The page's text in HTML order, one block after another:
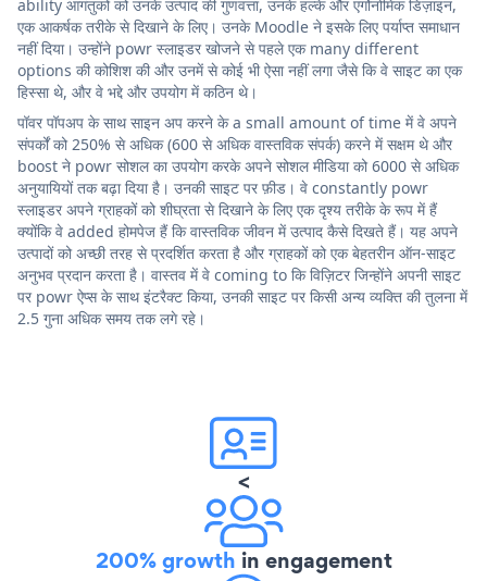
ability आगंतुकों को उनके उत्पाद की गुणवत्ता, उनके हल्के और एर्गोनोमिक डिज़ाइन,
एक आकर्षक तरीके से दिखाने के लिए। उनके Moodle ने इसके लिए पर्याप्त समाधान
नहीं दिया। उन्होंने powr स्लाइडर खोजने से पहले एक many different
options की कोशिश की और उनमें से कोई भी ऐसा नहीं लगा जैसे कि वे साइट का एक
हिस्सा थे, और वे भद्दे और उपयोग में कठिन थे।
पॉवर पॉपअप के साथ साइन अप करने के a small amount of time में वे अपने
संपर्कों को 250% से अधिक (600 से अधिक वास्तविक संपर्क) करने में सक्षम थे और
boost ने powr सोशल का उपयोग करके अपने सोशल मीडिया को 6000 से अधिक
अनुयायियों तक बढ़ा दिया है। उनकी साइट पर फ़ीड। वे constantly powr
स्लाइडर अपने ग्राहकों को शीघ्रता से दिखाने के लिए एक दृश्य तरीके के रूप में हैं
क्योंकि वे added होमपेज हैं कि वास्तविक जीवन में उत्पाद कैसे दिखते हैं। यह अपने
उत्पादों को अच्छी तरह से प्रदर्शित करता है और ग्राहकों को एक बेहतरीन ऑन-साइट
अनुभव प्रदान करता है। वास्तव में वे coming to कि विज़िटर जिन्होंने अपनी साइट
पर powr ऐप्स के साथ इंटरैक्ट किया, उनकी साइट पर किसी अन्य व्यक्ति की तुलना में
2.5 गुना अधिक समय तक लगे रहे।
<
200% growth in engagement